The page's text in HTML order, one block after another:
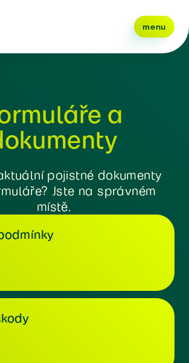
menu
a
pojistné dokumenty
Jste na správném
místě.